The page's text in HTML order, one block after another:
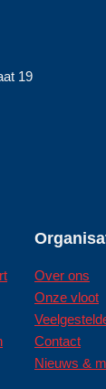
19
Over ons
Onze vloot
Contact
Nieuws &